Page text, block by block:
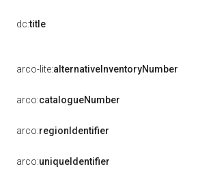
dc:title
arco-lite:alternativeInventoryNumber
arco:catalogueNumber
arco:regionIdentifier
arco:uniqueIdentifier